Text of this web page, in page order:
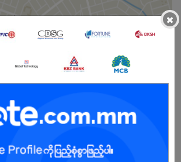
ကျား
ြောင်း
ဖြိုးတိုးတက်မှု မြန်ဆန်သော လုပ်ငန်းစုများထဲတွင်
မန္တလေးမြို. ရှိ ဝင်းမိသားစုက ၁၉၉၀ ခုနှစ်တွင်
×